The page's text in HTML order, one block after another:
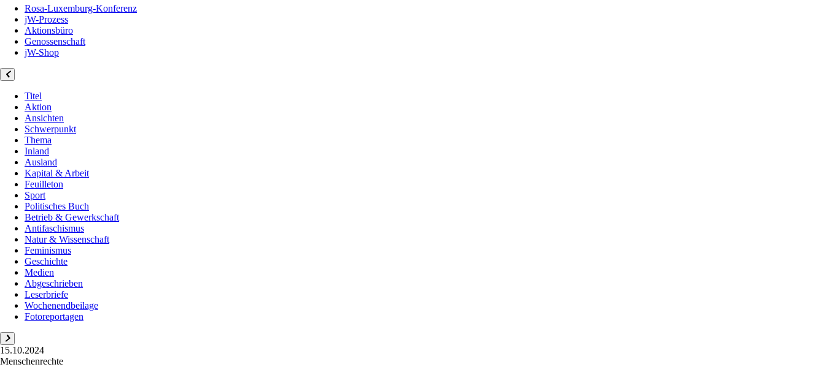
Rosa-Luxemburg-Konferenz
jW-Prozess
Aktionsbüro
Genossenschaft
jW-Shop
Titel
Aktion
Ansichten
Schwerpunkt
Thema
Inland
Ausland
Kapital & Arbeit
Feuilleton
Sport
Politisches Buch
Betrieb & Gewerkschaft
Antifaschismus
Natur & Wissenschaft
Feminismus
Geschichte
Medien
Abgeschrieben
Leserbriefe
Wochenendbeilage
Fotoreportagen
15.10.2024
Menschenrechte